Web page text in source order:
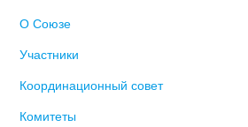
О Союзе
Участники
Координационный совет
Комитеты